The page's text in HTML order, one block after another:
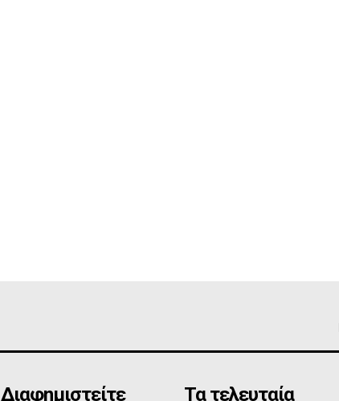
Διαφημιστείτε Τα τελευταία